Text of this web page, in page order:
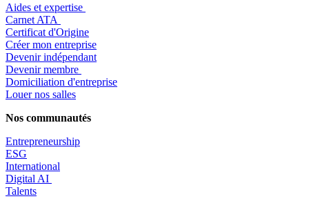
Aides et expertise
​Carnet ATA
Certificat d'Origine
Créer mon entreprise
Devenir indépendant
Devenir membre
​Domiciliation d'entreprise
Louer nos salles
Nos communautés
Entrepreneurship
ESG
International
Digital AI
Talents